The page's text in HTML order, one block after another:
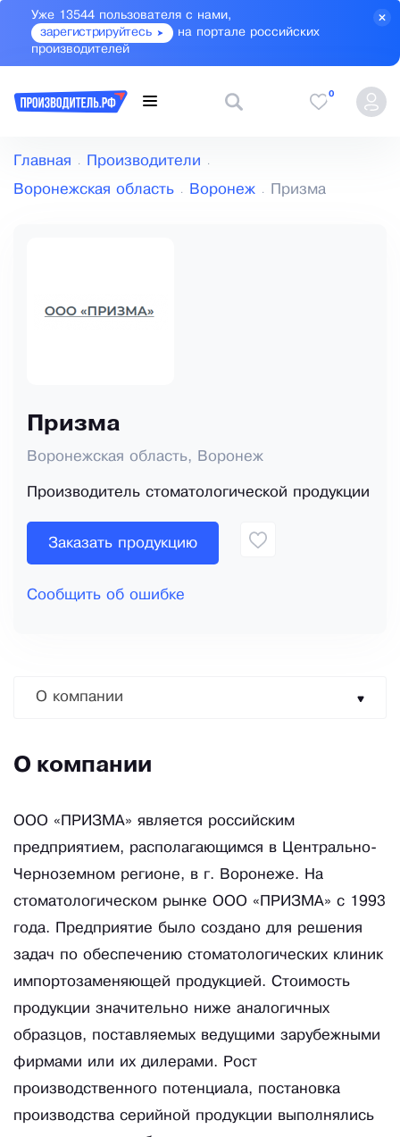
Уже 13544 пользователя с нами,
зарегистрируйтесь
на портале российских
производителей
0
Главная Производители
Воронежская область Воронеж Призма
Призма
Воронежская область, Воронеж
Производитель стоматологической продукции
Заказать продукцию
Сообщить об ошибке
О компании
О компании
ООО «ПРИЗМА» является российским
предприятием, располагающимся в Центрально-
Черноземном регионе, в г. Воронеже. На
стоматологическом рынке ООО «ПРИЗМА» с 1993
года. Предприятие было создано для решения
задач по обеспечению стоматологических клиник
импортозаменяющей продукцией. Стоимость
продукции значительно ниже аналогичных
образцов, поставляемых ведущими зарубежными
фирмами или их дилерами. Рост
производственного потенциала, постановка
производства серийной продукции выполнялись